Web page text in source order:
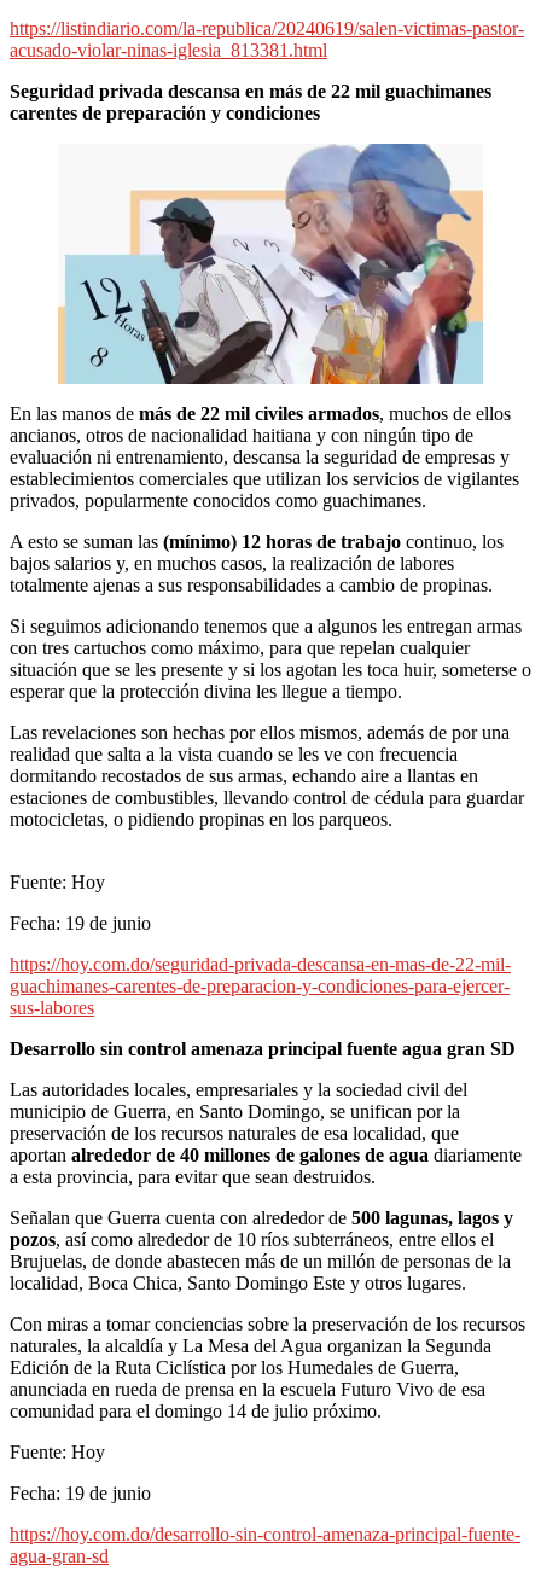
https://listindiario.com/la-republica/20240619/salen-victimas-pastor-
acusado-violar-ninas-iglesia_813381.html
Seguridad privada descansa en más de 22 mil guachimanes
carentes de preparación y condiciones
En las manos de más de 22 mil civiles armados, muchos de ellos
ancianos, otros de nacionalidad haitiana y con ningún tipo de
evaluación ni entrenamiento, descansa la seguridad de empresas y
establecimientos comerciales que utilizan los servicios de vigilantes
privados, popularmente conocidos como guachimanes.
A esto se suman las (mínimo) 12 horas de trabajo continuo, los
bajos salarios y, en muchos casos, la realización de labores
totalmente ajenas a sus responsabilidades a cambio de propinas.
Si seguimos adicionando tenemos que a algunos les entregan armas
con tres cartuchos como máximo, para que repelan cualquier
situación que se les presente y si los agotan les toca huir, someterse o
esperar que la protección divina les llegue a tiempo.
Las revelaciones son hechas por ellos mismos, además de por una
realidad que salta a la vista cuando se les ve con frecuencia
dormitando recostados de sus armas, echando aire a llantas en
estaciones de combustibles, llevando control de cédula para guardar
motocicletas, o pidiendo propinas en los parqueos.
Fuente: Hoy
Fecha: 19 de junio
https://hoy.com.do/seguridad-privada-descansa-en-mas-de-22-mil-
guachimanes-carentes-de-preparacion-y-condiciones-para-ejercer-
sus-labores
Desarrollo sin control amenaza principal fuente agua gran SD
Las autoridades locales, empresariales y la sociedad civil del
municipio de Guerra, en Santo Domingo, se unifican por la
preservación de los recursos naturales de esa localidad, que
aportan alrededor de 40 millones de galones de agua diariamente
a esta provincia, para evitar que sean destruidos.
Señalan que Guerra cuenta con alrededor de 500 lagunas, lagos y
pozos, así como alrededor de 10 ríos subterráneos, entre ellos el
Brujuelas, de donde abastecen más de un millón de personas de la
localidad, Boca Chica, Santo Domingo Este y otros lugares.
Con miras a tomar conciencias sobre la preservación de los recursos
naturales, la alcaldía y La Mesa del Agua organizan la Segunda
Edición de la Ruta Ciclística por los Humedales de Guerra,
anunciada en rueda de prensa en la escuela Futuro Vivo de esa
comunidad para el domingo 14 de julio próximo.
Fuente: Hoy
Fecha: 19 de junio
https://hoy.com.do/desarrollo-sin-control-amenaza-principal-fuente-
agua-gran-sd